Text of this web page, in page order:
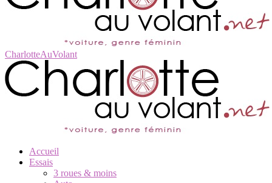
CharlotteAuVolant
Accueil
Essais
3 roues & moins